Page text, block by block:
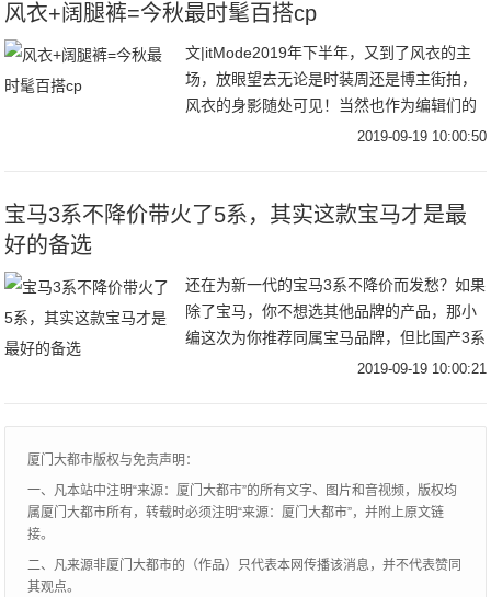
风衣+阔腿裤=今秋最时髦百搭cp
文|itMode2019年下半年，又到了风衣的主
场，放眼望去无论是时装周还是博主街拍，
风衣的身影随处可见！当然也作为编辑们的
心头好，风衣当然是每年秋季不能避免的话
2019-09-19 10:00:50
宝马3系不降价带火了5系，其实这款宝马才是最
好的备选
还在为新一代的宝马3系不降价而发愁？如果
除了宝马，你不想选其他品牌的产品，那小
编这次为你推荐同属宝马品牌，但比国产3系
更加彰显运动的车型——宝马3系GT。为什
2019-09-19 10:00:21
厦门大都市版权与免责声明：
一、凡本站中注明“来源：厦门大都市”的所有文字、图片和音视频，版权均
属厦门大都市所有，转载时必须注明“来源：厦门大都市”，并附上原文链
接。
二、凡来源非厦门大都市的（作品）只代表本网传播该消息，并不代表赞同
其观点。